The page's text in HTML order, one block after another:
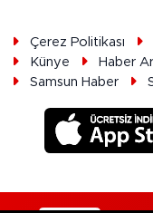
Çerez Politikası
Künye
Haber
Samsun Haber